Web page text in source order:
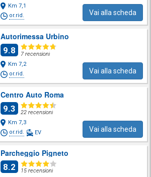
Km 7,1
or.rid.
Vai alla scheda
Autorimessa Urbino
9.8
7 recensioni
Km 7,2
or.rid.
Vai alla scheda
Centro Auto Roma
9.3
22 recensioni
Km 7,3
or.rid.
EV Vai alla scheda
Parcheggio Pigneto
8.2
15 recensioni